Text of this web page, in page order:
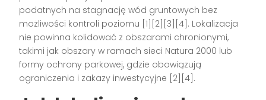
podatnych na stagnację wód gruntowych bez
możliwości kontroli poziomu [1][2][3][4]. Lokalizacja
nie powinna kolidować z obszarami chronionymi,
takimi jak obszary w ramach sieci Natura 2000 lub
formy ochrony parkowej, gdzie obowiązują
ograniczenia i zakazy inwestycyjne [2][4].